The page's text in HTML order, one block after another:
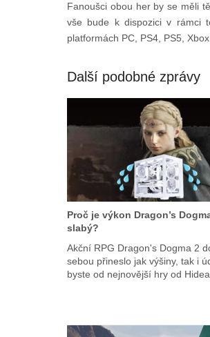
Fanoušci obou her by se měli
vše bude k dispozici v rámci
platformách PC, PS4, PS5,
Další podobné zprávy
Proč je výkon Dragon’s
slabý?
Akční RPG Dragon's Dogma 2
sebou přineslo jak výšiny, tak i
byste od nejnovější hry od